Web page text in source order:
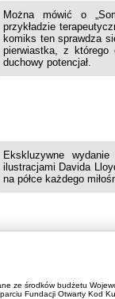
Można mówić o
przykładzie
komiks ten sprawdza
pierwiastka, z którego
duchowy potencjał.
Ekskluzywne
ilustracjami Davida
na półce każdego
ze środków budżetu
Fundacji Otwarty Kod